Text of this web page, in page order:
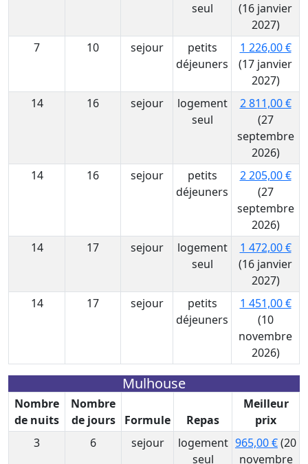
seul
(16 janvier
2027)
7
10 sejour
petits
déjeuners
1 226,00 €
(17 janvier
2027)
14
16 sejour
logement
seul
2 811,00 €
(27
septembre
2026)
14
16 sejour
petits
déjeuners
2 205,00 €
(27
septembre
2026)
14
17 sejour
logement
seul
1 472,00 €
(16 janvier
2027)
14
17 sejour
petits
déjeuners
1 451,00 €
(10
novembre
2026)
Mulhouse
Nombre
de nuits
Nombre
de jours
Formule Repas
Meilleur
prix
3
6 sejour
logement
seul
965,00 €(20
novembre